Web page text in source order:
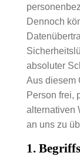
Dennoch
absoluter
Aus diesem
Person frei,
alternativen
an uns zu
1.